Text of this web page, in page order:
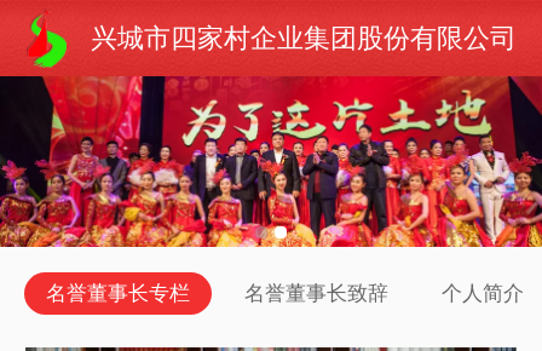
兴城市四家村企业集团股份有限公司
名誉董事长专栏 名誉董事长致辞 个人简介